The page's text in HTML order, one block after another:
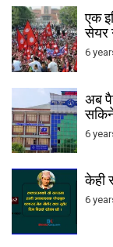
एक
सेयर
6
अब
6
केही
6